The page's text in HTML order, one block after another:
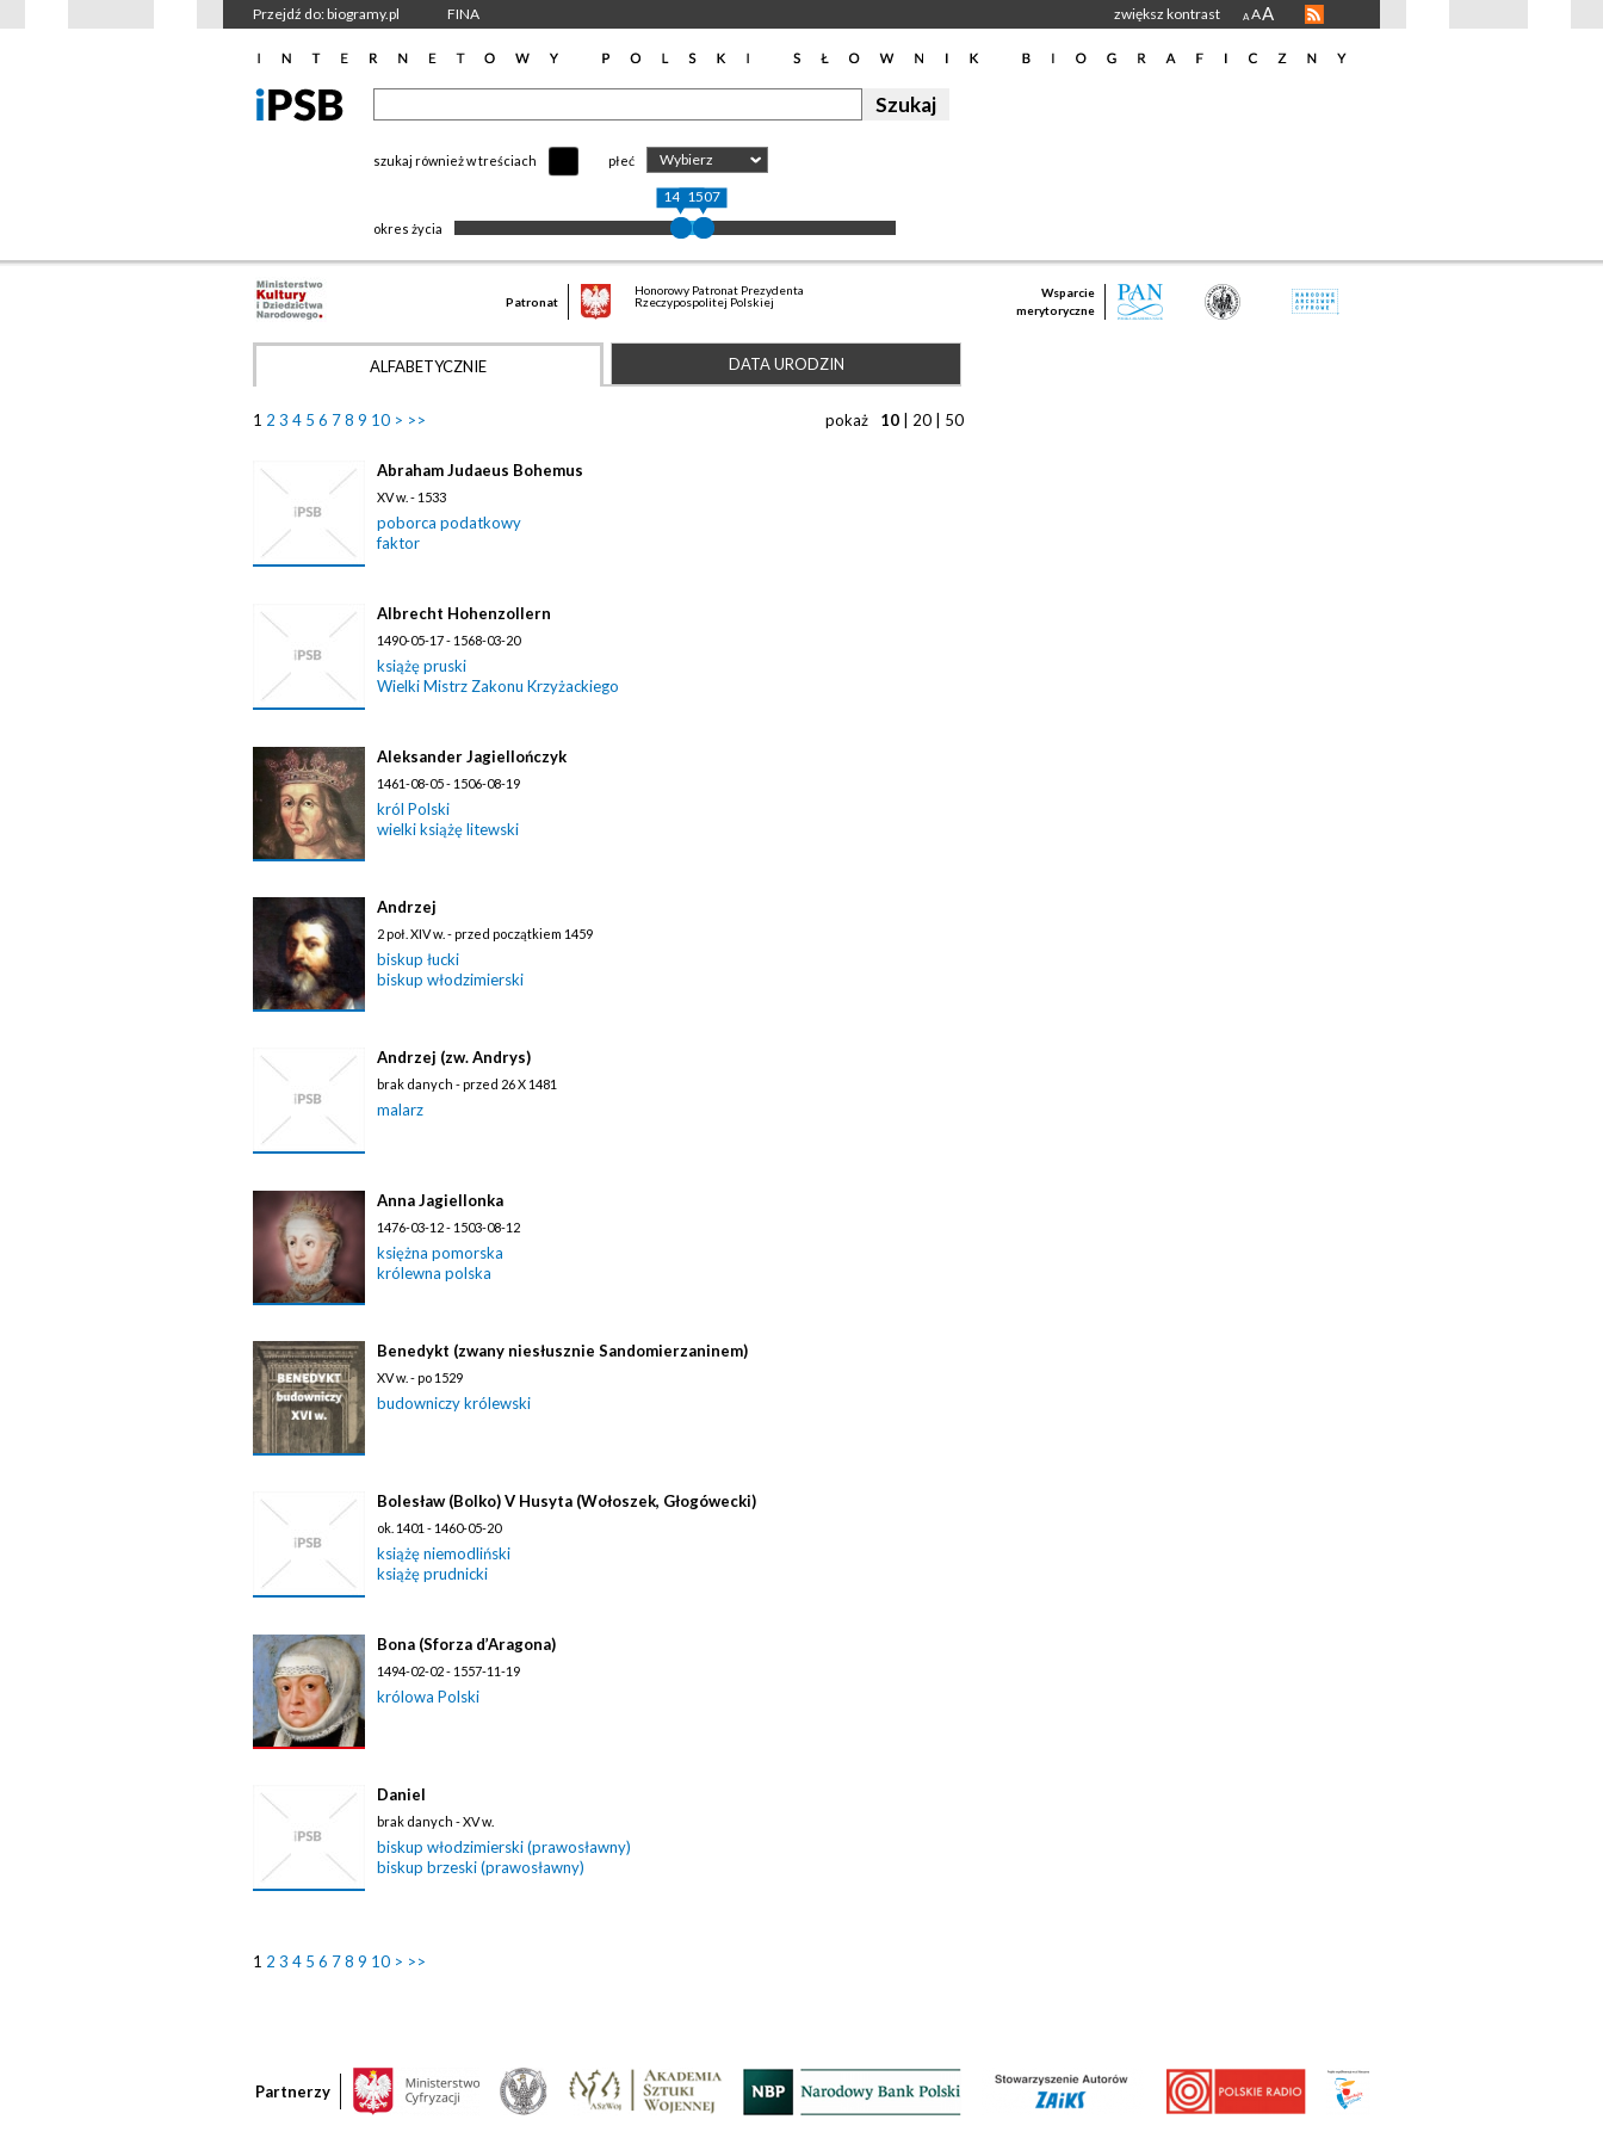
Przejdź do: biogramy.pl FINA zwiększ kontrast A AA
szukaj również w treściach płeć Wybierz
okres życia
14451507
Patronat
Honorowy Patronat Prezydenta
Rzeczypospolitej Polskiej
Wsparcie
merytoryczne
ALFABETYCZNIE DATA URODZIN
1 2 3 4 5 6 78 9 10 > >> pokaż 10 20 50
Abraham Judaeus Bohemus
XV w. - 1533
poborca podatkowy
faktor
Albrecht Hohenzollern
1490-05-17 - 1568-03-20
książę pruski
Wielki Mistrz Zakonu Krzyżackiego
Aleksander Jagiellończyk
1461-08-05 - 1506-08-19
król Polski
wielki książę litewski
Andrzej
2 poł. XIV w. - przed początkiem 1459
biskup łucki
biskup włodzimierski
Andrzej (zw. Andrys)
brak danych - przed 26 X 1481
malarz
Anna Jagiellonka
1476-03-12 - 1503-08-12
księżna pomorska
królewna polska
Benedykt (zwany niesłusznie Sandomierzaninem)
XV w. - po 1529
budowniczy królewski
Bolesław (Bolko) V Husyta (Wołoszek, Głogówecki)
ok. 1401 - 1460-05-20
książę niemodliński
książę prudnicki
Bona (Sforza d’Aragona)
1494-02-02 - 1557-11-19
królowa Polski
Daniel
brak danych - XV w.
biskup włodzimierski (prawosławny)
biskup brzeski (prawosławny)
1 2 3 4 5 6 78 9 10 > >>
Partnerzy